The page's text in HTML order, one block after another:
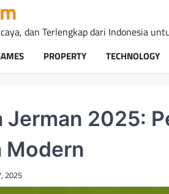
dan Terlengkap dari Indonesia
PROPERTY TECHNOLOGY
Jerman 2025:
Modern
2025